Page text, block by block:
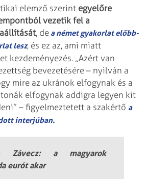
elemző szerint egyelőre
vezetik fel a
, de a német gyakorlat előbb-
lesz, és ez az, ami miatt
kezdeményezés. „Azért van
bevezetésére – nyilván a
mire az ukránok elfogynak és a
elfogynak addigra legyen kit
– figyelmeztetett a szakértő a
interjúban.
a magyarok
eurót akar